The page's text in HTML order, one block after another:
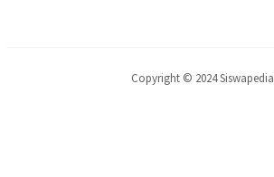
Copyright © 2024 Siswapedia